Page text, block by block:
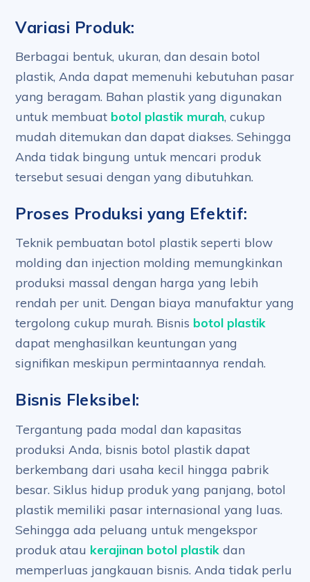
Variasi Produk:
Berbagai bentuk, ukuran, dan desain botol
plastik, Anda dapat memenuhi kebutuhan pasar
yang beragam. Bahan plastik yang digunakan
untuk membuat botol plastik murah, cukup
mudah ditemukan dan dapat diakses. Sehingga
Anda tidak bingung untuk mencari produk
tersebut sesuai dengan yang dibutuhkan.
Proses Produksi yang Efektif:
Teknik pembuatan botol plastik seperti blow
molding dan injection molding memungkinkan
produksi massal dengan harga yang lebih
rendah per unit. Dengan biaya manufaktur yang
tergolong cukup murah. Bisnis botol plastik
dapat menghasilkan keuntungan yang
signifikan meskipun permintaannya rendah.
Bisnis Fleksibel:
Tergantung pada modal dan kapasitas
produksi Anda, bisnis botol plastik dapat
berkembang dari usaha kecil hingga pabrik
besar. Siklus hidup produk yang panjang, botol
plastik memiliki pasar internasional yang luas.
Sehingga ada peluang untuk mengekspor
produk atau kerajinan botol plastik dan
memperluas jangkauan bisnis. Anda tidak perlu